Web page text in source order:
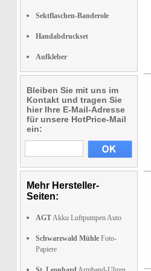
Sektflaschen-Banderole
Handabdruckset
Aufkleber
Bleiben Sie mit uns im
Kontakt und tragen Sie
hier Ihre E-Mail-Adresse
für unsere HotPrice-Mail
ein:
Mehr Hersteller-
Seiten:
AGTAkku Luftpumpen Auto
Schwarzwald Mühle Foto-
Papiere